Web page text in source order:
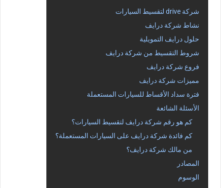
شركة drive لتقسيط السيارات
نشاط شركة درايف
حلول درايف التمويلية
شروط التقسيط من شركة درايف
فروع شركة درايف
مميزات شركة درايف
فترة سداد الأقساط للسيارات المستعملة
الأسئلة الشائعة
كم هو رقم شركة درايف لتقسيط السيارات؟
كم فائدة شركة درايف على السيارات المستعملة؟
من مالك شركة درايف؟
المصادر
الوسوم